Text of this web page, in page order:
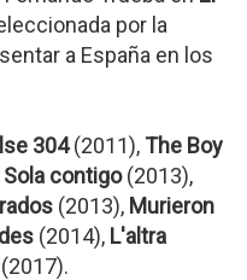
por la
a España en los
304(2011), The Boy
Sola contigo(2013),
(2013), Murieron
(2014), L'altra
(2017).